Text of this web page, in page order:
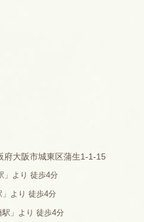
府大阪市城東区蒲生1-1-15
」より 徒歩4分
より 徒歩4分
」より 徒歩4分